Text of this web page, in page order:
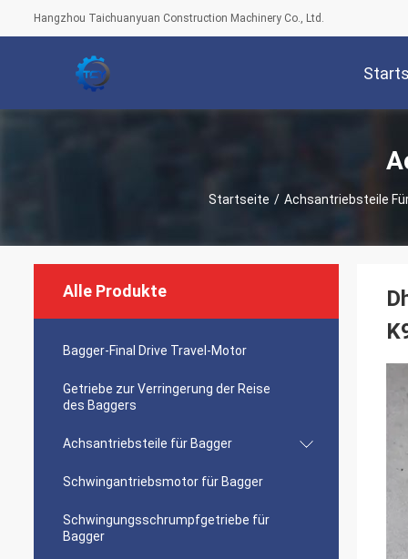
Hangzhou Taichuanyuan Construction Machinery Co., Ltd.
Startseite / Achsantriebsteile
Alle Produkte
Bagger-Final Drive Travel-Motor
Getriebe zur Verringerung der Reise
des Baggers
Achsantriebsteile für Bagger
Schwingantriebsmotor für Bagger
Schwingungsschrumpfgetriebe für
Bagger